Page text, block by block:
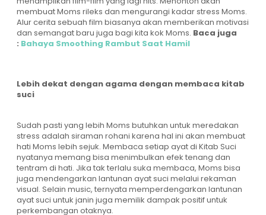
membuat Moms rileks dan mengurangi kadar stress Moms.
Alur cerita sebuah film biasanya akan memberikan motivasi
dan semangat baru juga bagi kita kok Moms. Baca juga
: Bahaya Smoothing Rambut Saat Hamil
Lebih dekat dengan agama dengan membaca kitab
suci
Sudah pasti yang lebih Moms butuhkan untuk meredakan
stress adalah siraman rohani karena hal ini akan membuat
hati Moms lebih sejuk. Membaca setiap ayat di Kitab Suci
nyatanya memang bisa menimbulkan efek tenang dan
tentram di hati. Jika tak terlalu suka membaca, Moms bisa
juga mendengarkan lantunan ayat suci melalui rekaman
visual. Selain music, ternyata memperdengarkan lantunan
ayat suci untuk janin juga memilik dampak positif untuk
perkembangan otaknya.